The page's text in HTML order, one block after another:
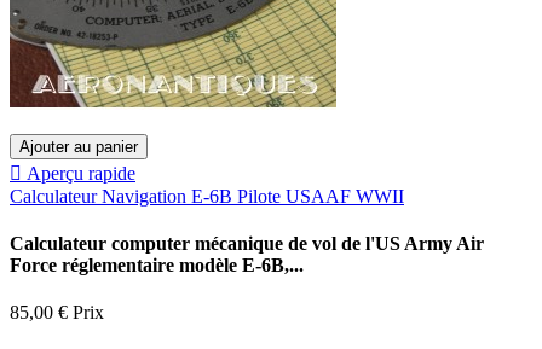
Ajouter au panier
 Aperçu rapide
Calculateur Navigation E-6B Pilote USAAF WWII
Calculateur computer mécanique de vol de l'US Army Air
Force réglementaire modèle E-6B,...
85,00 € Prix